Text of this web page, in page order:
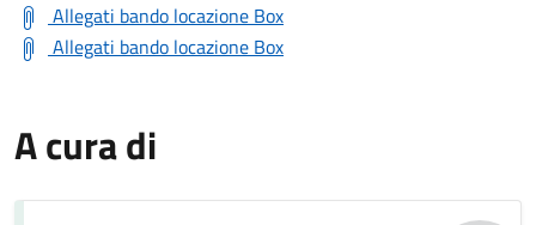
Allegati bando locazione Box
Allegati bando locazione Box
A cura di